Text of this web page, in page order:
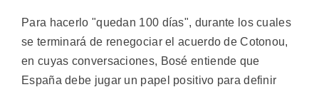
Para hacerlo "quedan 100 días", durante los cuales
se terminará de renegociar el acuerdo de Cotonou,
en cuyas conversaciones, Bosé entiende que
España debe jugar un papel positivo para definir